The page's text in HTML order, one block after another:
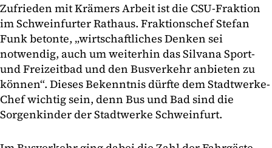
Zufrieden mit Krämers Arbeit ist die CSU-Fraktion
im Schweinfurter Rathaus. Fraktionschef Stefan
Funk betonte, „wirtschaftliches Denken sei
notwendig, auch um weiterhin das Silvana Sport-
und Freizeitbad und den Busverkehr anbieten zu
können“. Dieses Bekenntnis dürfte dem Stadtwerke-
Chef wichtig sein, denn Bus und Bad sind die
Sorgenkinder der Stadtwerke Schweinfurt.